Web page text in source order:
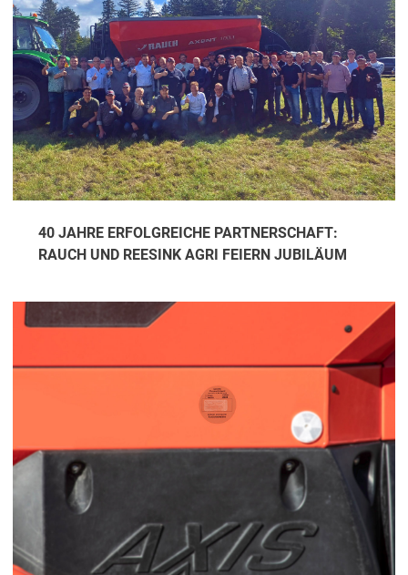
40 JAHRE ERFOLGREICHE PARTNERSCHAFT:
RAUCH UND REESINK AGRI FEIERN JUBILÄUM